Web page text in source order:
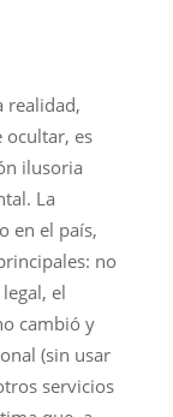
realidad,
ocultar, es
ilusoria
La
en el país,
no
el
cambió y
(sin usar
servicios